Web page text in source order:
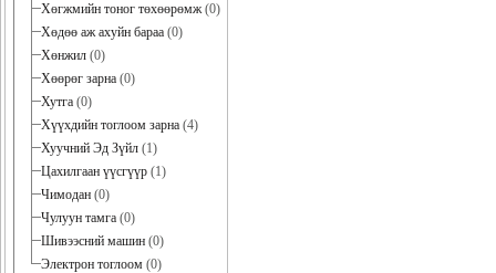
Хөгжмийн тоног төхөөрөмж(0)
Хөдөө аж ахуйн бараа (0)
Хөнжил (0)
Хөөрөг зарна (0)
Хутга (0)
Хүүхдийн тоглоом зарна (4)
Хуучний Эд Зүйл (1)
Цахилгаан үүсгүүр (1)
Чимодан (0)
Чулуун тамга (0)
Шивээсний машин (0)
Электрон тоглоом (0)